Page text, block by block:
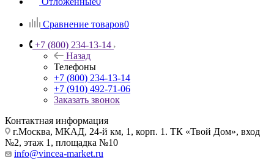
Сравнение товаров0
+7 (800) 234-13-14
Назад
Телефоны
+7 (800) 234-13-14
+7 (910) 492-71-06
Заказать звонок
Контактная информация
г.Москва, МКАД, 24-й км, 1, корп. 1. ТК «Твой Дом», вход
№2, этаж 1, площадка №10
info@vincea-market.ru